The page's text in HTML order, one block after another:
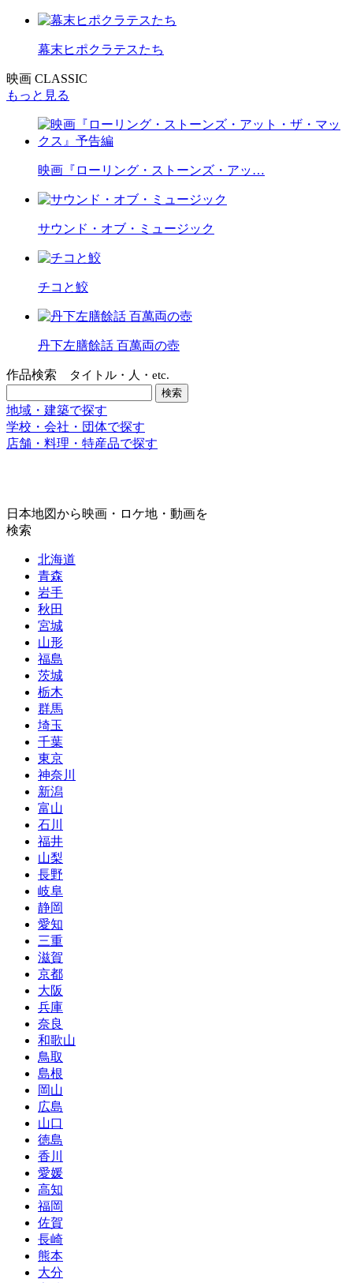
幕末ヒポクラテスたち
映画 CLASSIC
もっと見る
映画『ローリング・ストーンズ・アッ…
サウンド・オブ・ミュージック
チコと鮫
丹下左膳餘話 百萬両の壺
作品検索 タイトル・人・etc.
地域・建築で探す
学校・会社・団体で探す
店舗・料理・特産品で探す
日本地図から映画・ロケ地・動画を
検索
北海道
青森
岩手
秋田
宮城
山形
福島
茨城
栃木
群馬
埼玉
千葉
東京
神奈川
新潟
富山
石川
福井
山梨
長野
岐阜
静岡
愛知
三重
滋賀
京都
大阪
兵庫
奈良
和歌山
鳥取
島根
岡山
広島
山口
徳島
香川
愛媛
高知
福岡
佐賀
長崎
熊本
大分